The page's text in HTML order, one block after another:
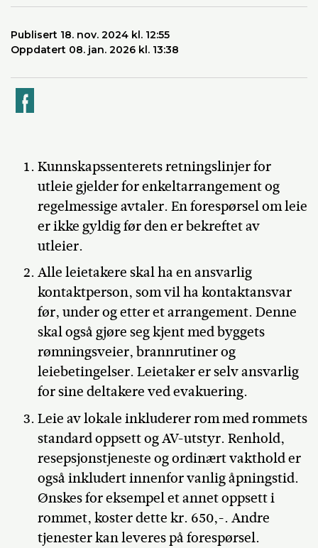
Publisert 18. nov. 2024 kl. 12:55
Oppdatert 08. jan. 2026 kl. 13:38
Kunnskapssenterets retningslinjer for
utleie gjelder for enkeltarrangement og
regelmessige avtaler. En forespørsel om leie
er ikke gyldig før den er bekreftet av
utleier.
Alle leietakere skal ha en ansvarlig
kontaktperson, som vil ha kontaktansvar
før, under og etter et arrangement. Denne
skal også gjøre seg kjent med byggets
rømningsveier, brannrutiner og
leiebetingelser. Leietaker er selv ansvarlig
for sine deltakere ved evakuering.
Leie av lokale inkluderer rom med rommets
standard oppsett og AV-utstyr. Renhold,
resepsjonstjeneste og ordinært vakthold er
også inkludert innenfor vanlig åpningstid.
Ønskes for eksempel et annet oppsett i
rommet, koster dette kr. 650,-. Andre
tjenester kan leveres på forespørsel.